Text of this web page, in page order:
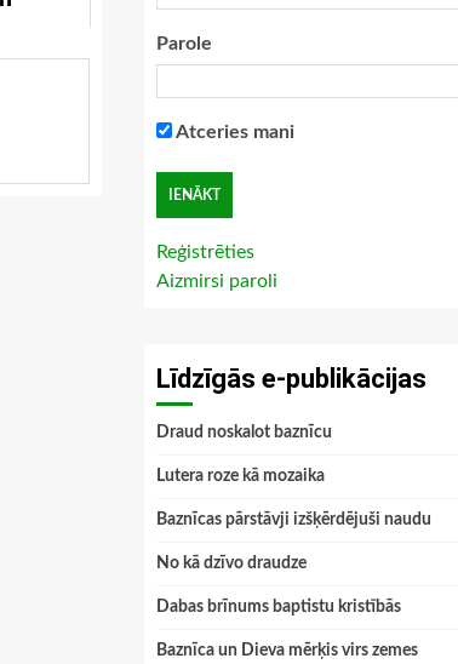
Parole
Atceries mani
Reģistrēties
Aizmirsi paroli
Līdzīgās e-publikācijas
Draud noskalot baznīcu
Lutera roze kā mozaika
Baznīcas pārstāvji izšķērdējuši naudu
No kā dzīvo draudze
Dabas brīnums baptistu kristībās
Baznīca un Dieva mērķis virs zemes